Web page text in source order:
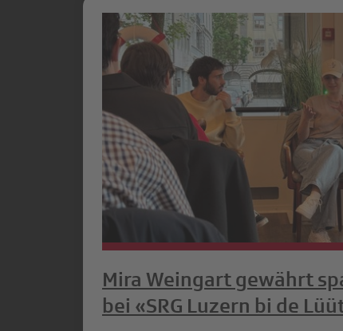
Mira Weingart gewährt
bei «SRG Luzern bi de